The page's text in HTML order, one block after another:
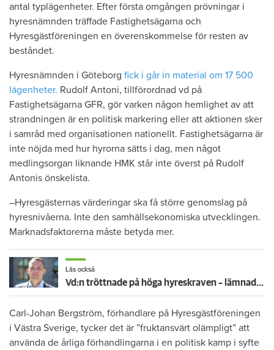
antal typlägenheter. Efter första omgången prövningar i
hyresnämnden träffade Fastighetsägarna och
Hyresgästföreningen en överenskommelse för resten av
beståndet.
Hyresnämnden i Göteborg fick i går in material om 17 500
lägenheter. Rudolf Antoni, tillförordnad vd på
Fastighetsägarna GFR, gör varken någon hemlighet av att
strandningen är en politisk markering eller att aktionen sker
i samråd med organisationen nationellt. Fastighetsägarna är
inte nöjda med hur hyrorna sätts i dag, men något
medlingsorgan liknande HMK står inte överst på Rudolf
Antonis önskelista.
–Hyresgästernas värderingar ska få större genomslag på
hyresnivåerna. Inte den samhällsekonomiska utvecklingen.
Marknadsfaktorerna måste betyda mer.
Läs också
Vd:n tröttnade på höga hyreskraven – lämnade Fastighetsägarna: "Många positiva reaktioner"
Carl-Johan Bergström, förhandlare på Hyresgästföreningen
i Västra Sverige, tycker det är ”fruktansvärt olämpligt” att
använda de årliga förhandlingarna i en politisk kamp i syfte